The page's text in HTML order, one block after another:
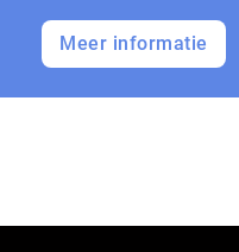
Meer informatie